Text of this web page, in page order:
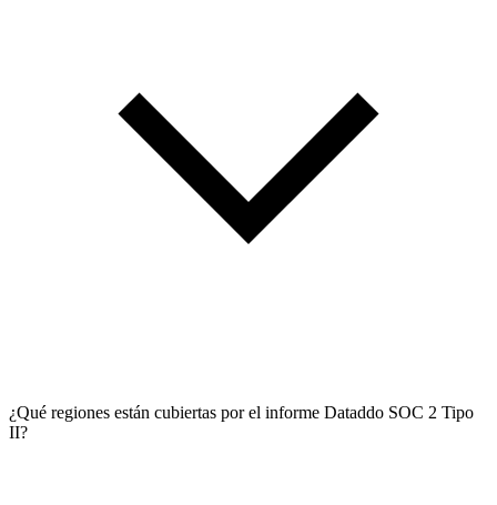
¿Qué regiones están cubiertas por el informe Dataddo SOC 2 Tipo
II?